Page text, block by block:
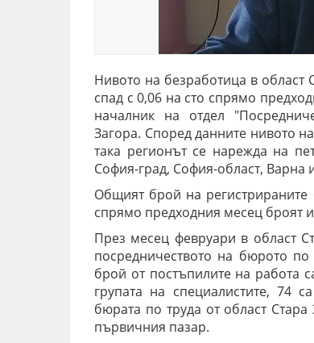
Нивото на безработица в област
спад с 0,06 на сто спрямо
началник на отдел
Загора. Според данните нивото
така регионът се нарежда на
София-град, София-област, Варна
Общият брой на
спрямо предходния месец броят
През месец февруари в област
посредничеството на бюрото
брой от постъпилите на работа
групата на специалистите, 74
бюрата по труда от област
първичния пазар.